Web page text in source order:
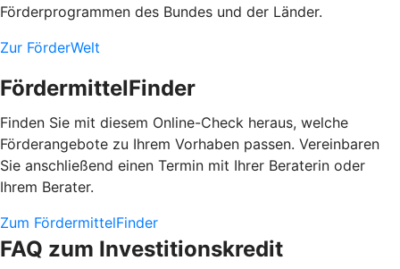
Förderprogrammen des Bundes und der Länder.
Zur FörderWelt
FördermittelFinder
Finden Sie mit diesem Online-Check heraus, welche
Förderangebote zu Ihrem Vorhaben passen. Vereinbaren
Sie anschließend einen Termin mit Ihrer Beraterin oder
Ihrem Berater.
Zum FördermittelFinder
FAQ zum Investitionskredit